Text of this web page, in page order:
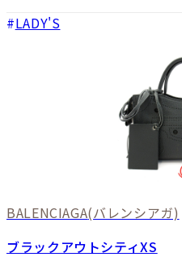
LADY'S
BALENCIAGA(バレンシアガ)
ブラックアウトシティXS